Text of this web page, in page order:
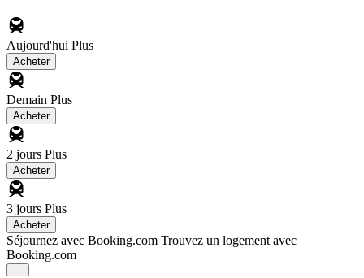
Aujourd'hui Plus
Acheter
Demain Plus
Acheter
2 jours Plus
Acheter
3 jours Plus
Acheter
Séjournez avec Booking.com Trouvez un logement avec
Booking.com